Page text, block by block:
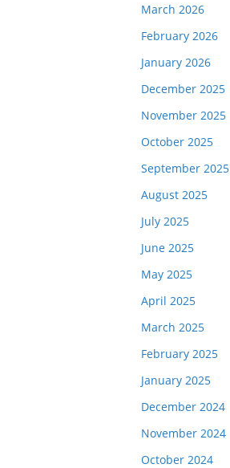
March 2026
February 2026
January 2026
December 2025
November 2025
October 2025
September 2025
August 2025
July 2025
June 2025
May 2025
April 2025
March 2025
February 2025
January 2025
December 2024
November 2024
October 2024